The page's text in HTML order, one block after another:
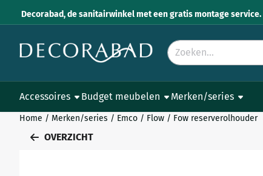
Decorabad, de sanitairwinkel met een gratis montage service.
Zoeken
Accessoires Budget meubelen Merken/series
Home / Merken/series / Emco / Flow / Fow reserverolhouder
OVERZICHT